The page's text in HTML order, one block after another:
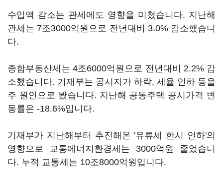
수입액 감소는 관세에도 영향을 미쳤습니다. 지난해
관세는 7조3000억원으로 전년대비 3.0% 감소했습니
다.
종합부동산세는 4조6000억원으로 전년대비 2.2% 감
소했습니다. 기재부는 공시지가 하락, 세율 인하 등을
주 원인으로 봤습니다. 지난해 공동주택 공시가격 변
동률은 -18.6%입니다.
기재부가 지난해부터 추진해온 '유류세 한시 인하'의
영향으로 교통에너지환경세는 3000억원 줄었습니
다. 누적 교통세는 10조8000억원입니다.